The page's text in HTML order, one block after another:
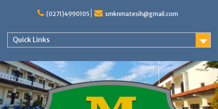
(0271)4990105 smknmatesih@gmail.com
Quick Links